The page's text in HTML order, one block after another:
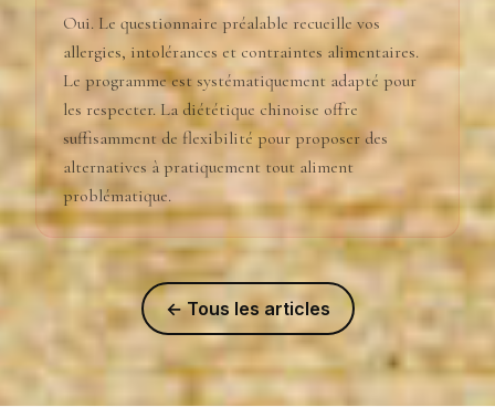
Oui. Le questionnaire préalable recueille vos
allergies, intolérances et contraintes alimentaires.
Le programme est systématiquement adapté pour
les respecter. La diététique chinoise offre
suffisamment de flexibilité pour proposer des
alternatives à pratiquement tout aliment
problématique.
← Tous les articles